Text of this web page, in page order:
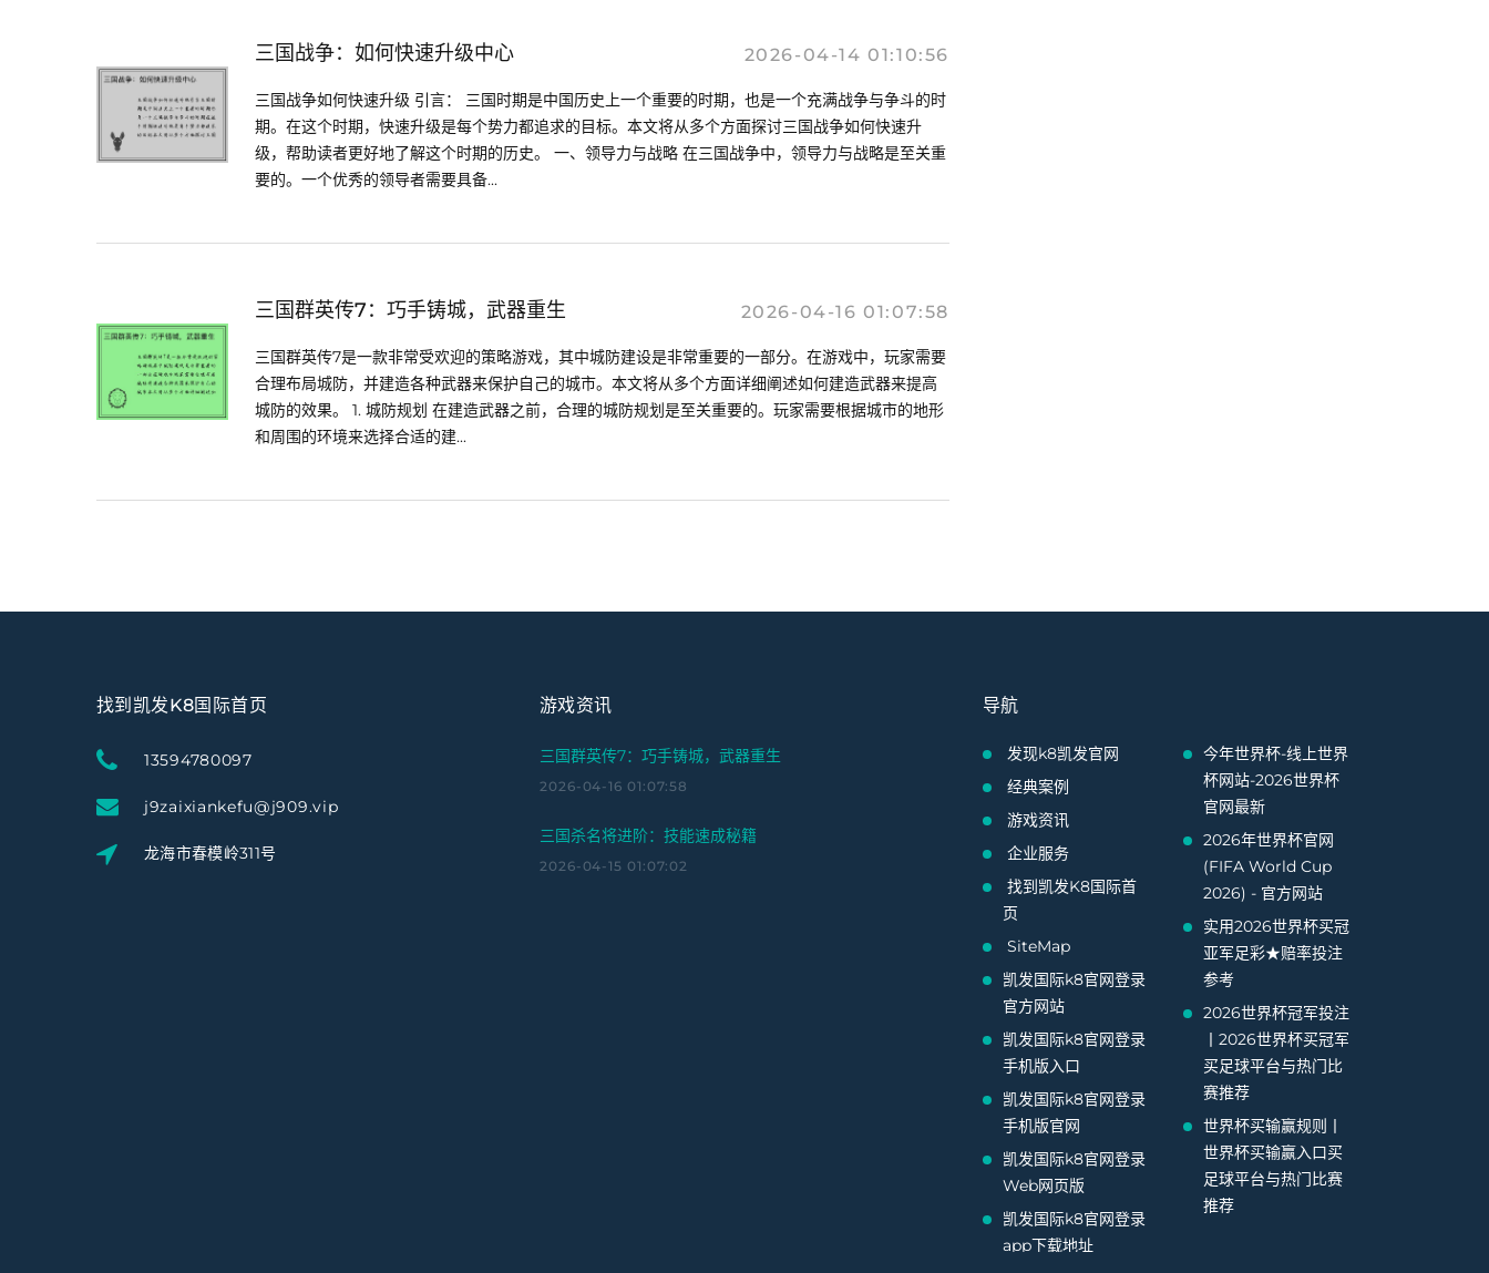
三国战争：如何快速升级中心 2026-04-14 01:10:56
三国战争如何快速升级 引言： 三国时期是中国历史上一个重要的时期，也是一个充满战争与争斗的时
期。在这个时期，快速升级是每个势力都追求的目标。本文将从多个方面探讨三国战争如何快速升
级，帮助读者更好地了解这个时期的历史。 一、领导力与战略 在三国战争中，领导力与战略是至关重
要的。一个优秀的领导者需要具备...
三国群英传7：巧手铸城，武器重生 2026-04-16 01:07:58
三国群英传7是一款非常受欢迎的策略游戏，其中城防建设是非常重要的一部分。在游戏中，玩家需要
合理布局城防，并建造各种武器来保护自己的城市。本文将从多个方面详细阐述如何建造武器来提高
城防的效果。 1. 城防规划 在建造武器之前，合理的城防规划是至关重要的。玩家需要根据城市的地形
和周围的环境来选择合适的建...
找到凯发K8国际首页
13594780097
j9zaixiankefu@j909.vip
龙海市春模岭311号
游戏资讯
三国群英传7：巧手铸城，武器重生
2026-04-16 01:07:58
三国杀名将进阶：技能速成秘籍
2026-04-15 01:07:02
导航
发现k8凯发官网
经典案例
游戏资讯
企业服务
找到凯发K8国际首
页
SiteMap
凯发国际k8官网登录
官方网站
凯发国际k8官网登录
手机版入口
凯发国际k8官网登录
手机版官网
凯发国际k8官网登录
Web网页版
凯发国际k8官网登录
app下载地址
今年世界杯-线上世界
杯网站-2026世界杯
官网最新
2026年世界杯官网
(FIFA World Cup
2026) - 官方网站
实用2026世界杯买冠
亚军足彩★赔率投注
参考
2026世界杯冠军投注
丨2026世界杯买冠军
买足球平台与热门比
赛推荐
世界杯买输赢规则丨
世界杯买输赢入口买
足球平台与热门比赛
推荐